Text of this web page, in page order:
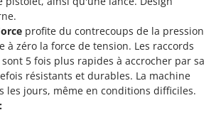
pour irrigation
électriques
profite du contrecoups de la pression
à zéro la force de tension. Les raccords
sont 5 fois plus rapides à accrocher par sa
résistants et durables. La machine
les jours, même en conditions difficiles.